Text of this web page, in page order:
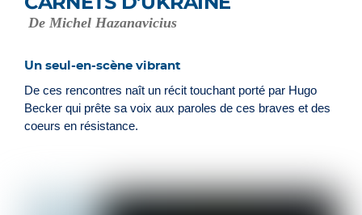
De Michel Hazanavicius
Un seul-en-scène vibrant
De ces rencontres naît un récit touchant porté par Hugo
Becker qui prête sa voix aux paroles de ces braves et des
coeurs en résistance.